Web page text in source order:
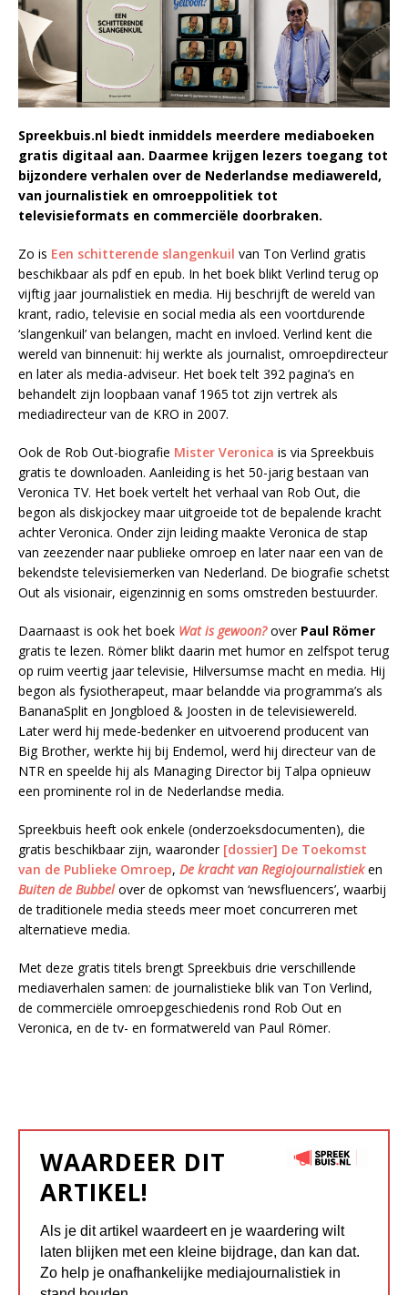
Spreekbuis.nl biedt inmiddels meerdere mediaboeken
gratis digitaal aan. Daarmee krijgen lezers toegang tot
bijzondere verhalen over de Nederlandse mediawereld,
van journalistiek en omroeppolitiek tot
televisieformats en commerciële doorbraken.
Zo is Een schitterende slangenkuil van Ton Verlind gratis
beschikbaar als pdf en epub. In het boek blikt Verlind terug op
vijftig jaar journalistiek en media. Hij beschrijft de wereld van
krant, radio, televisie en social media als een voortdurende
‘slangenkuil’ van belangen, macht en invloed. Verlind kent die
wereld van binnenuit: hij werkte als journalist, omroepdirecteur
en later als media-adviseur. Het boek telt 392 pagina’s en
behandelt zijn loopbaan vanaf 1965 tot zijn vertrek als
mediadirecteur van de KRO in 2007.
Ook de Rob Out-biografie Mister Veronica is via Spreekbuis
gratis te downloaden. Aanleiding is het 50-jarig bestaan van
Veronica TV. Het boek vertelt het verhaal van Rob Out, die
begon als diskjockey maar uitgroeide tot de bepalende kracht
achter Veronica. Onder zijn leiding maakte Veronica de stap
van zeezender naar publieke omroep en later naar een van de
bekendste televisiemerken van Nederland. De biografie schetst
Out als visionair, eigenzinnig en soms omstreden bestuurder.
Daarnaast is ook het boek Wat is gewoon?over Paul Römer
gratis te lezen. Römer blikt daarin met humor en zelfspot terug
op ruim veertig jaar televisie, Hilversumse macht en media. Hij
begon als fysiotherapeut, maar belandde via programma’s als
BananaSplit en Jongbloed & Joosten in de televisiewereld.
Later werd hij mede-bedenker en uitvoerend producent van
Big Brother, werkte hij bij Endemol, werd hij directeur van de
NTR en speelde hij als Managing Director bij Talpa opnieuw
een prominente rol in de Nederlandse media.
Spreekbuis heeft ook enkele (onderzoeksdocumenten), die
gratis beschikbaar zijn, waaronder [dossier] De Toekomst
van de Publieke Omroep, De kracht van Regiojournalistieken
Buiten de Bubbelover de opkomst van ‘newsfluencers’, waarbij
de traditionele media steeds meer moet concurreren met
alternatieve media.
Met deze gratis titels brengt Spreekbuis drie verschillende
mediaverhalen samen: de journalistieke blik van Ton Verlind,
de commerciële omroepgeschiedenis rond Rob Out en
Veronica, en de tv- en formatwereld van Paul Römer.
WAARDEER DIT
ARTIKEL!
Als je dit artikel waardeert en je waardering wilt
laten blijken met een kleine bijdrage, dan kan dat.
Zo help je onafhankelijke mediajournalistiek in